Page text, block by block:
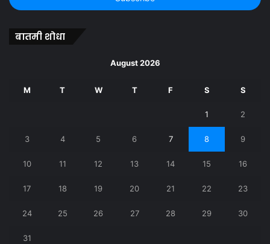
बातमी शोधा
August 2026
M T W T F S S
1 2
3 4 5 6 7 8 9
10 11 12 13 14 15 16
17 18 19 20 21 22 23
24 25 26 27 28 29 30
31